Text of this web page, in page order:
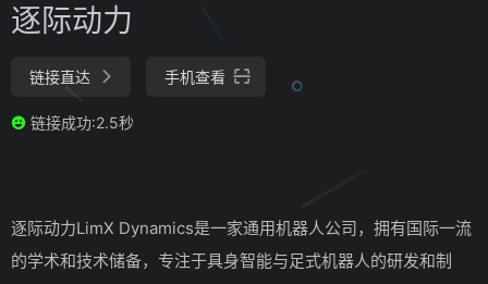
逐际动力
链接直达 手机查看
链接成功:2.5秒
逐际动力LimX Dynamics是一家通用机器人公司，拥有国际一流
的学术和技术储备，专注于具身智能与足式机器人的研发和制